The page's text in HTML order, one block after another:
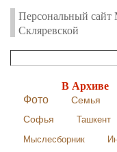
Персональный сайт
Скляревской
В Архиве
Фото Семья
Софья
Ташкент
Мыслесборник